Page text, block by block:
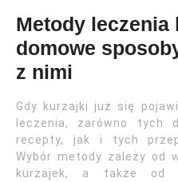
Metody leczenia
domowe
z nimi
Gdy kurzajki już się
leczenia, zarówno tych
recepty, jak i tych
Wybór metody zależy od
kurzajek, a także od